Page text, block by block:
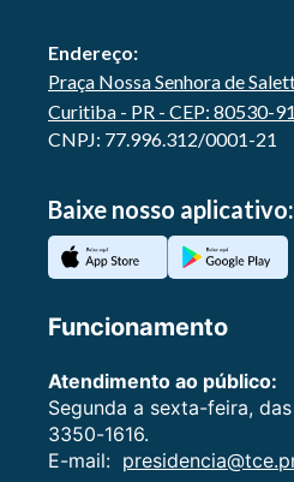
Endereço:
Praça Nossa Senhora de
Curitiba - PR - CEP: 80530-
CNPJ: 77.996.312/0001-21
Baixe nosso aplicativo:
Funcionamento
Atendimento ao público:
Segunda a sexta-feira,
3350-1616.
E-mail: